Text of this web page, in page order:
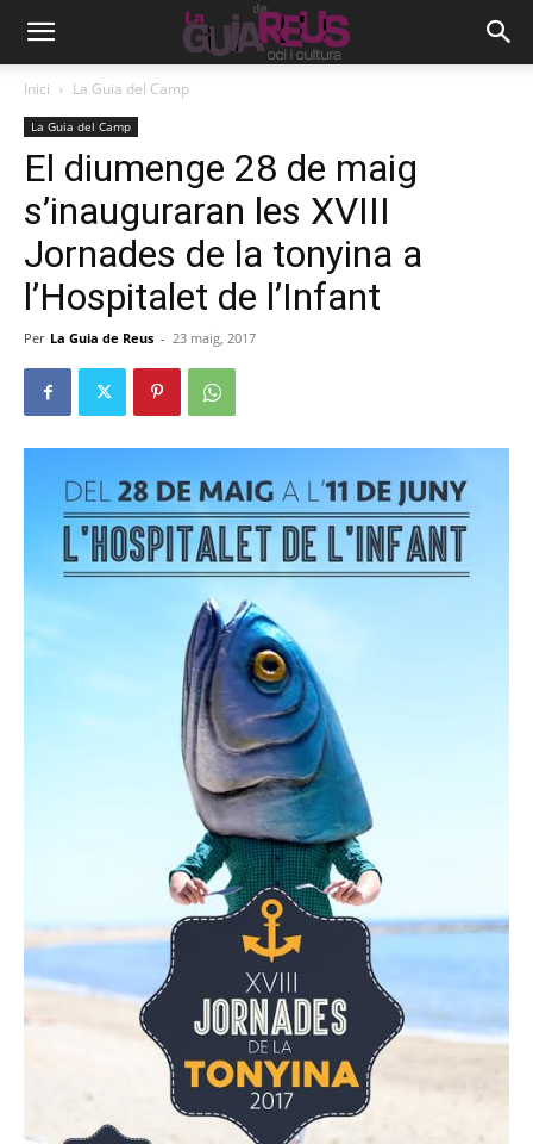
Inici La Guia del Camp
La Guia del Camp
El diumenge 28 de maig
s’inauguraran les XVIII
Jornades de la tonyina a
l’Hospitalet de l’Infant
Per La Guia de Reus - 23 maig, 2017